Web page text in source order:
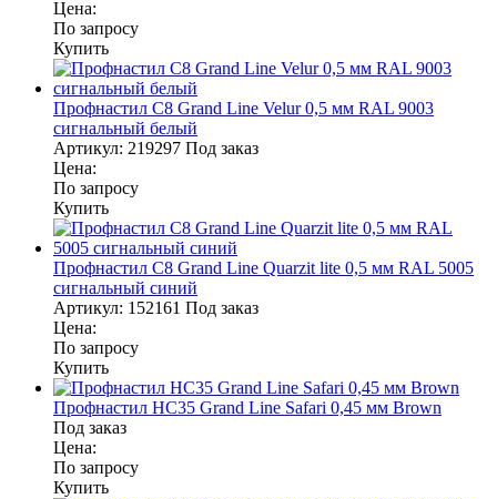
Цена:
По запросу
Купить
Профнастил С8 Grand Line Velur 0,5 мм RAL 9003
сигнальный белый
Артикул: 219297 Под заказ
Цена:
По запросу
Купить
Профнастил С8 Grand Line Quarzit lite 0,5 мм RAL 5005
сигнальный синий
Артикул: 152161 Под заказ
Цена:
По запросу
Купить
Профнастил НС35 Grand Line Safari 0,45 мм Brown
Под заказ
Цена:
По запросу
Купить